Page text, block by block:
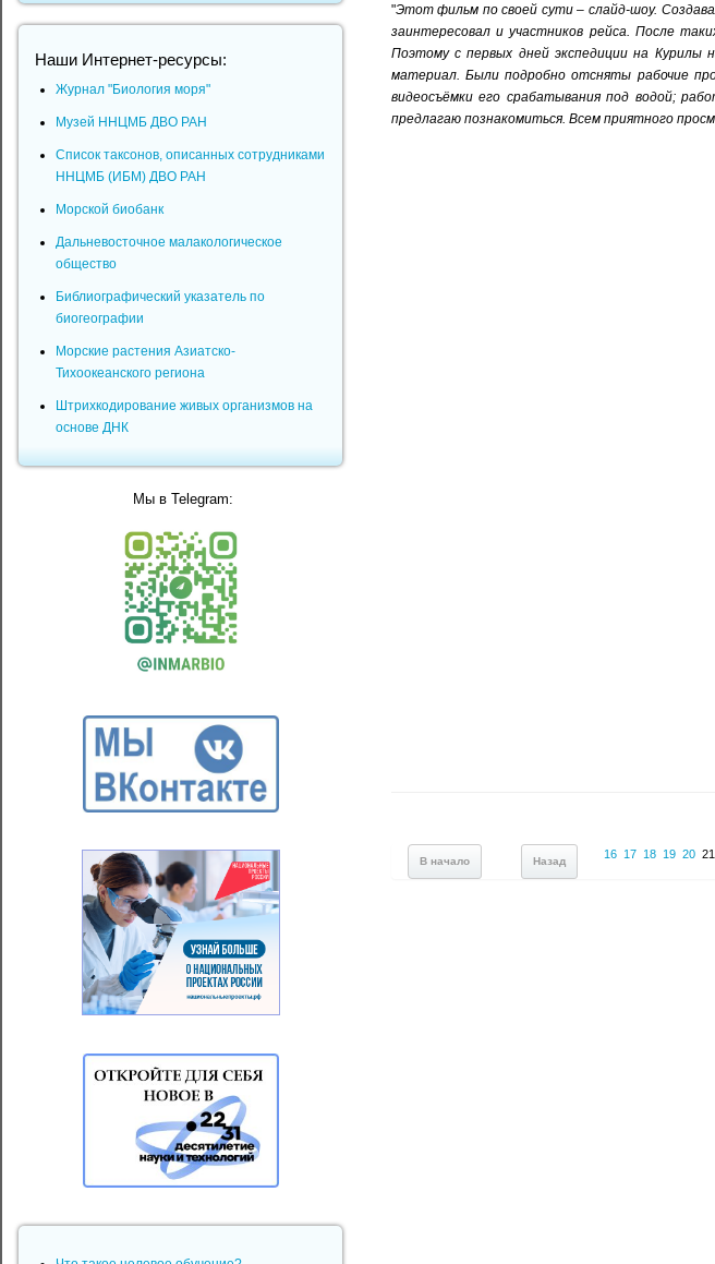
"Этот фильм по своей сути – слайд-шоу.
заинтересовал и участников рейса. После
Поэтому с первых дней экспедиции на Курилы
материал. Были подробно отсняты рабочие
видеосъёмки его срабатывания под водой;
предлагаю познакомиться. Всем приятного
В начало Назад
16 17 18 19 20 21
Наши Интернет-ресурсы:
Журнал "Биология моря"
Музей ННЦМБ ДВО РАН
Список таксонов, описанных сотрудниками
ННЦМБ (ИБМ) ДВО РАН
Морской биобанк
Дальневосточное малакологическое
общество
Библиографический указатель по
биогеографии
Морские растения Азиатско-
Тихоокеанского региона
Штрихкодирование живых организмов на
основе ДНК
Мы в Telegram: